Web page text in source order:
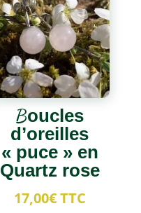
Boucles
d’oreilles
« puce » en
Quartz rose
17,00€TTC